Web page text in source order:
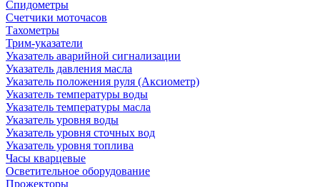
Спидометры
Счетчики моточасов
Тахометры
Трим-указатели
Указатель аварийной сигнализации
Указатель давления масла
Указатель положения руля (Аксиометр)
Указатель температуры воды
Указатель температуры масла
Указатель уровня воды
Указатель уровня сточных вод
Указатель уровня топлива
Часы кварцевые
Осветительное оборудование
Прожекторы